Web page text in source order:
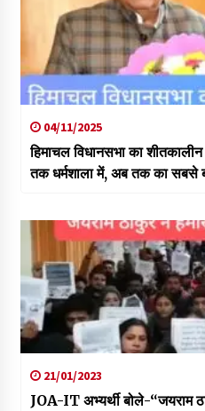
04/11/2025
हिमाचल विधानसभा का
तक धर्मशाला में, अब तक का सबसे
21/01/2023
JOA-IT अभ्यर्थी बोले-“जयराम